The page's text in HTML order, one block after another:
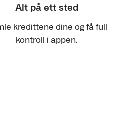
Alt på ett sted
kredittene dine og få full
kontroll i appen.